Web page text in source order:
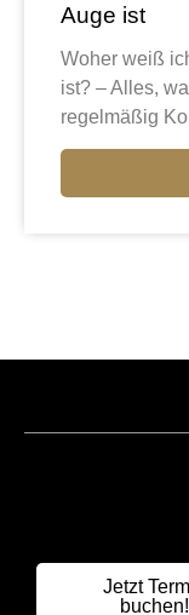
Auge ist
Woher weiß
ist? – Alles,
regelmäßig
Jetzt
buchen!